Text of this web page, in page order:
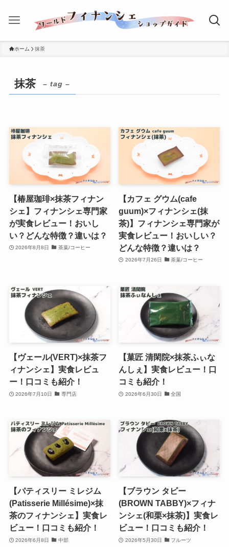
ホーム 抹茶
抹茶 – tag –
【椿屋珈琲×抹茶フィナン
シェ】フィナンシェ専門家
が実食レビュー！おいし
い？どんな特徴？違いは？
2026年8月8日 茶葉/コーヒー
【カフェ グウム(cafe
guum)×フィナンシェ(抹
茶)】フィナンシェ専門家が
実食レビュー！おいしい？
どんな特徴？違いは？
2026年7月26日 茶葉/コーヒー
【ヴェール(VERT)×抹茶フ
ィナンシェ】実食レビュ
ー！口コミも紹介！
2026年7月10日 専門店
【菓匠 清閑院×抹茶ふぃな
んしぇ】実食レビュー！口
コミも紹介！
2026年6月30日 全国
【パティスリー ミレジム
(Patisserie Millésime)×抹
茶のフィナンシェ】実食レ
ビュー！口コミも紹介！
2026年6月8日 中部
【ブラウン タビー
(BROWN TABBY)×フィナ
ンシェ(和栗×抹茶)】実食レ
ビュー！口コミも紹介！
2026年5月30日 フルーツ